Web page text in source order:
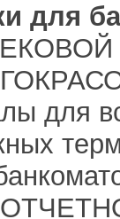
для
для